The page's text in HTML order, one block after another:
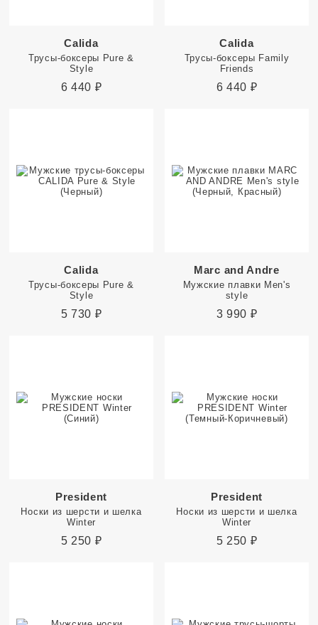
Calida
Трусы-боксеры Pure &
Style
6 440 ₽
Calida
Трусы-боксеры Family
Friends
6 440 ₽
Calida
Трусы-боксеры Pure &
Style
5 730 ₽
Marc and Andre
Мужские плавки Men's
style
3 990 ₽
President
Носки из шерсти и шелка
Winter
5 250 ₽
President
Носки из шерсти и шелка
Winter
5 250 ₽